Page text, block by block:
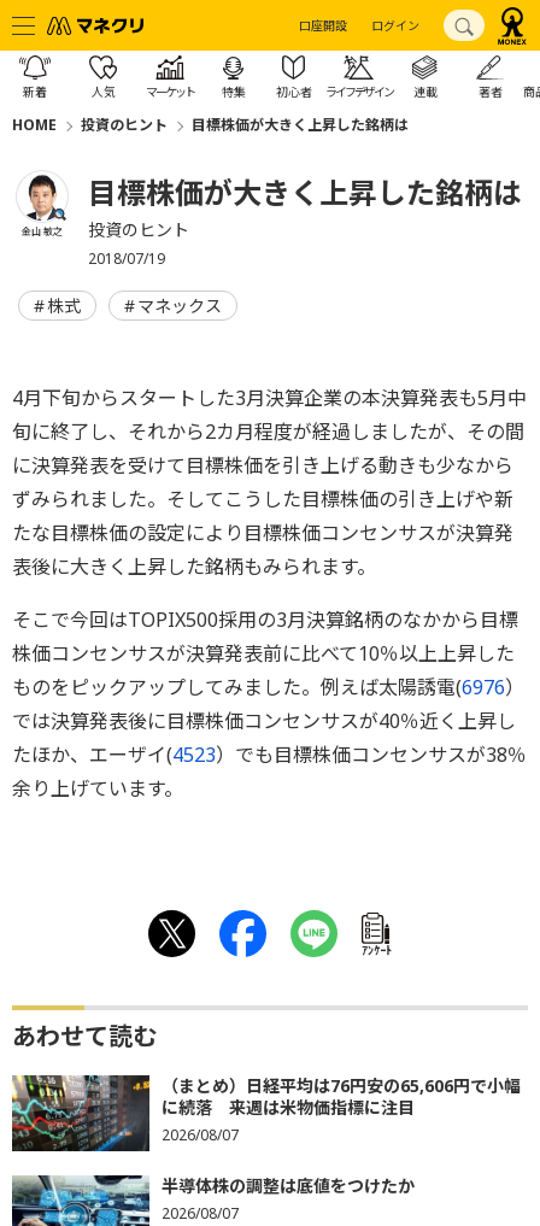
口座開設 ログイン
新着 人気 マーケット 特集 初心者 ライフデザイン 連載 著者 商
HOME 投資のヒント 目標株価が大きく上昇した銘柄は
金山 敏之
目標株価が大きく上昇した銘柄は
投資のヒント
2018/07/19
株式 マネックス
4月下旬からスタートした3月決算企業の本決算発表も5月中
旬に終了し、それから2カ月程度が経過しましたが、その間
に決算発表を受けて目標株価を引き上げる動きも少なから
ずみられました。そしてこうした目標株価の引き上げや新
たな目標株価の設定により目標株価コンセンサスが決算発
表後に大きく上昇した銘柄もみられます。
そこで今回はTOPIX500採用の3月決算銘柄のなかから目標
株価コンセンサスが決算発表前に比べて10％以上上昇した
ものをピックアップしてみました。例えば太陽誘電(6976）
では決算発表後に目標株価コンセンサスが40％近く上昇し
たほか、エーザイ(4523）でも目標株価コンセンサスが38％
余り上げています。
ｱﾝｹｰﾄ
あわせて読む
（まとめ）日経平均は76円安の65,606円で小幅
に続落 来週は米物価指標に注目
2026/08/07
半導体株の調整は底値をつけたか
2026/08/07